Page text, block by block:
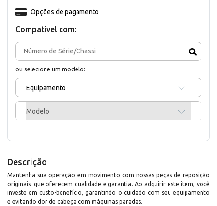
Compativel com:
ou selecione um modelo:
Equipamento
Modelo
Opções de pagamento
Descrição
Mantenha sua operação em movimento com nossas peças de reposição
originais, que oferecem qualidade e garantia. Ao adquirir este item, você
investe em custo-benefício, garantindo o cuidado com seu equipamento
e evitando dor de cabeça com máquinas paradas.